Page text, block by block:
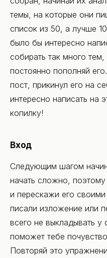
темы, на которые они
список из 50, а лучше
было бы интересно
собирать так много
постоянно пополняй
пост, прикинул его на
интересно написать на
копилку!
Вход
Следующим шагом
начать сложно,
и перескажи его
писали изложение или
всего не выкладывать у
поможет тебе
Повторяй это